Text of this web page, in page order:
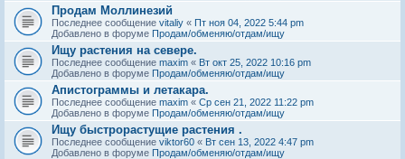
Продам Моллинезий
Последнее сообщение vitaliy « Пт ноя 04, 2022 5:44 pm
Добавлено в форуме Продам/обменяю/отдам/ищу
Ищу растения на севере.
Последнее сообщение maxim « Вт окт 25, 2022 10:16 pm
Добавлено в форуме Продам/обменяю/отдам/ищу
Апистограммы и летакара.
Последнее сообщение maxim « Ср сен 21, 2022 11:22 pm
Добавлено в форуме Продам/обменяю/отдам/ищу
Ищу быстрорастущие растения .
Последнее сообщение viktor60 « Вт сен 13, 2022 4:47 pm
Добавлено в форуме Продам/обменяю/отдам/ищу